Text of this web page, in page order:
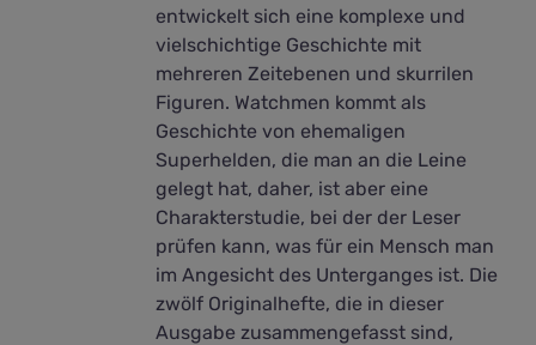
entwickelt sich eine komplexe und
vielschichtige Geschichte mit
mehreren Zeitebenen und skurrilen
Figuren. Watchmen kommt als
Geschichte von ehemaligen
Superhelden, die man an die Leine
gelegt hat, daher, ist aber eine
Charakterstudie, bei der der Leser
prüfen kann, was für ein Mensch man
im Angesicht des Unterganges ist. Die
zwölf Originalhefte, die in dieser
Ausgabe zusammengefasst sind,